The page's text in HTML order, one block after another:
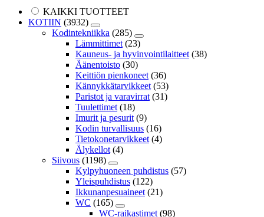
KAIKKI TUOTTEET
KOTIIN (3932)
Kodintekniikka (285)
Lämmittimet (23)
Kauneus- ja hyvinvointilaitteet (38)
Äänentoisto (30)
Keittiön pienkoneet (36)
Kännykkätarvikkeet (53)
Paristot ja varavirrat (31)
Tuulettimet (18)
Imurit ja pesurit (9)
Kodin turvallisuus (16)
Tietokonetarvikkeet (4)
Älykellot (4)
Siivous (1198)
Kylpyhuoneen puhdistus (57)
Yleispuhdistus (122)
Ikkunanpesuaineet (21)
WC (165)
WC-raikastimet (98)